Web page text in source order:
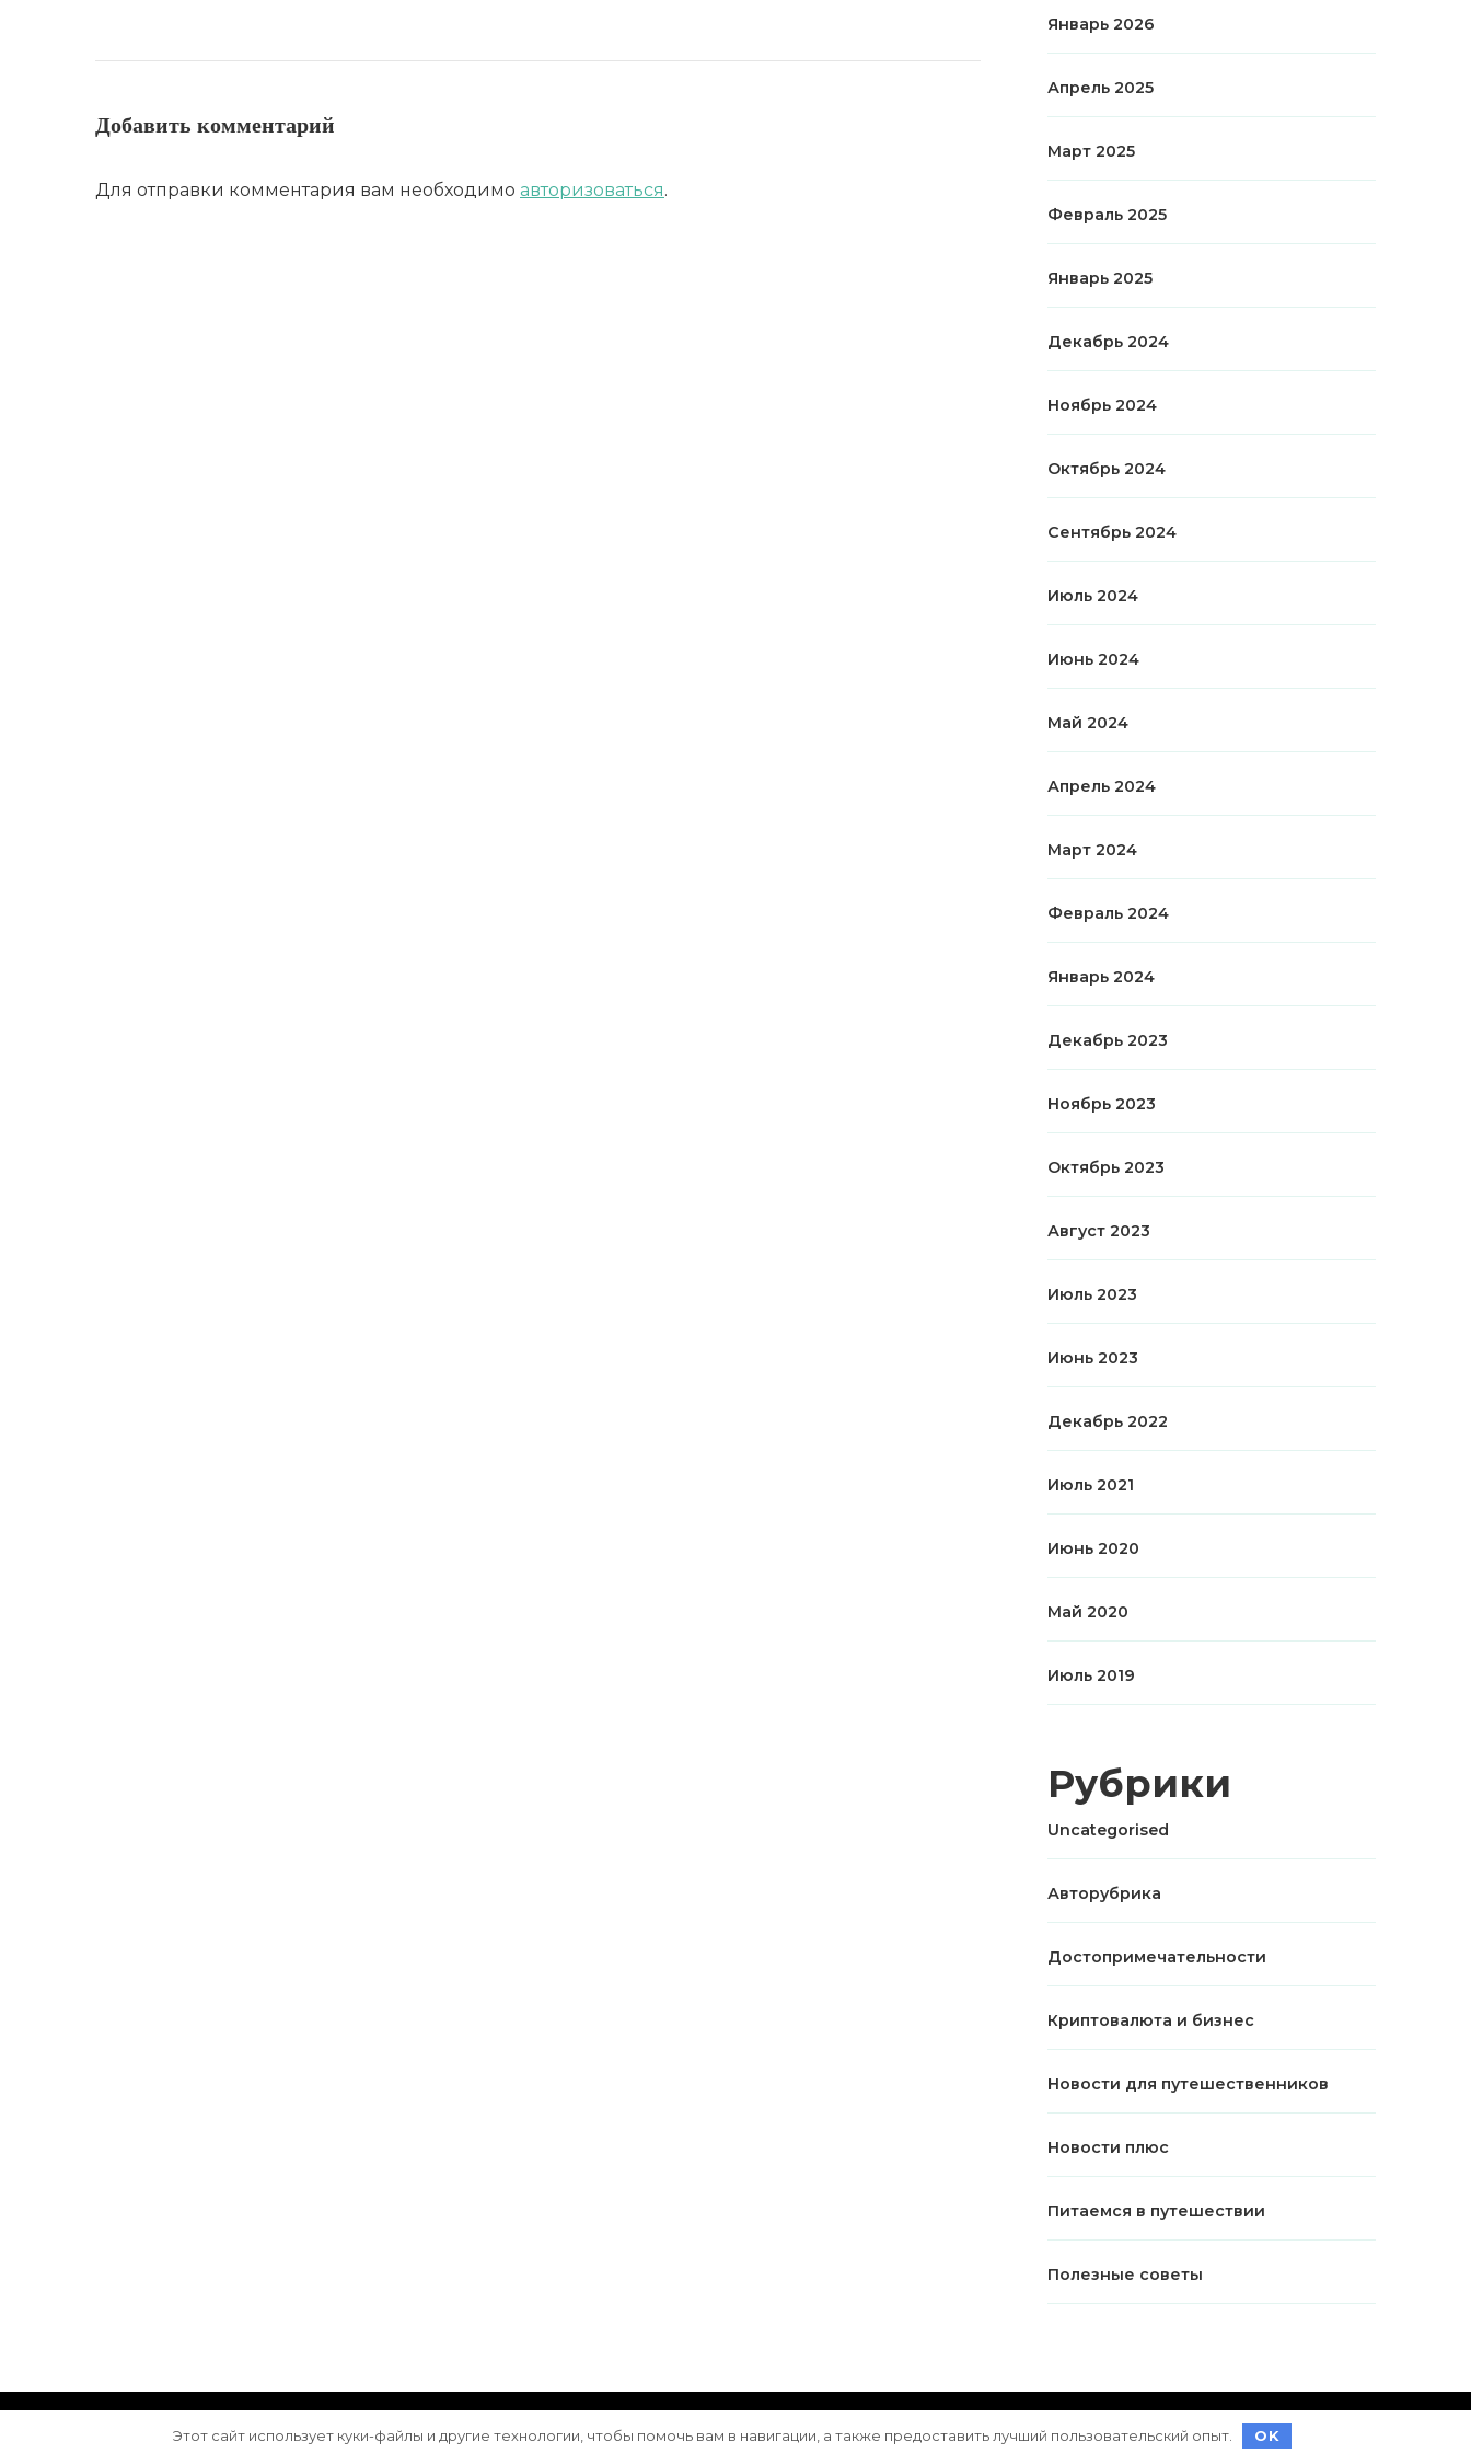
Добавить комментарий
Для отправки комментария вам необходимо авторизоваться.
Январь 2026
Апрель 2025
Март 2025
Февраль 2025
Январь 2025
Декабрь 2024
Ноябрь 2024
Октябрь 2024
Сентябрь 2024
Июль 2024
Июнь 2024
Май 2024
Апрель 2024
Март 2024
Февраль 2024
Январь 2024
Декабрь 2023
Ноябрь 2023
Октябрь 2023
Август 2023
Июль 2023
Июнь 2023
Декабрь 2022
Июль 2021
Июнь 2020
Май 2020
Июль 2019
Рубрики
Uncategorised
Авторубрика
Достопримечательности
Криптовалюта и бизнес
Новости для путешественников
Новости плюс
Питаемся в путешествии
Полезные советы
© Авторское право 2026 . Все права защищены. Vilva | Разработана WordPress
Этот сайт использует куки-файлы и другие технологии, чтобы помочь вам в навигации, а также предоставить лучший пользовательский опыт. OK